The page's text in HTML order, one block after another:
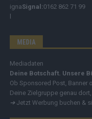
Signal:0162 862 71 99
MEDIA
Mediadaten
Deine Botschaft. Unsere
Ob Sponsored Post, Banner
Deine Zielgruppe genau
➔ Jetzt Werbung buchen &